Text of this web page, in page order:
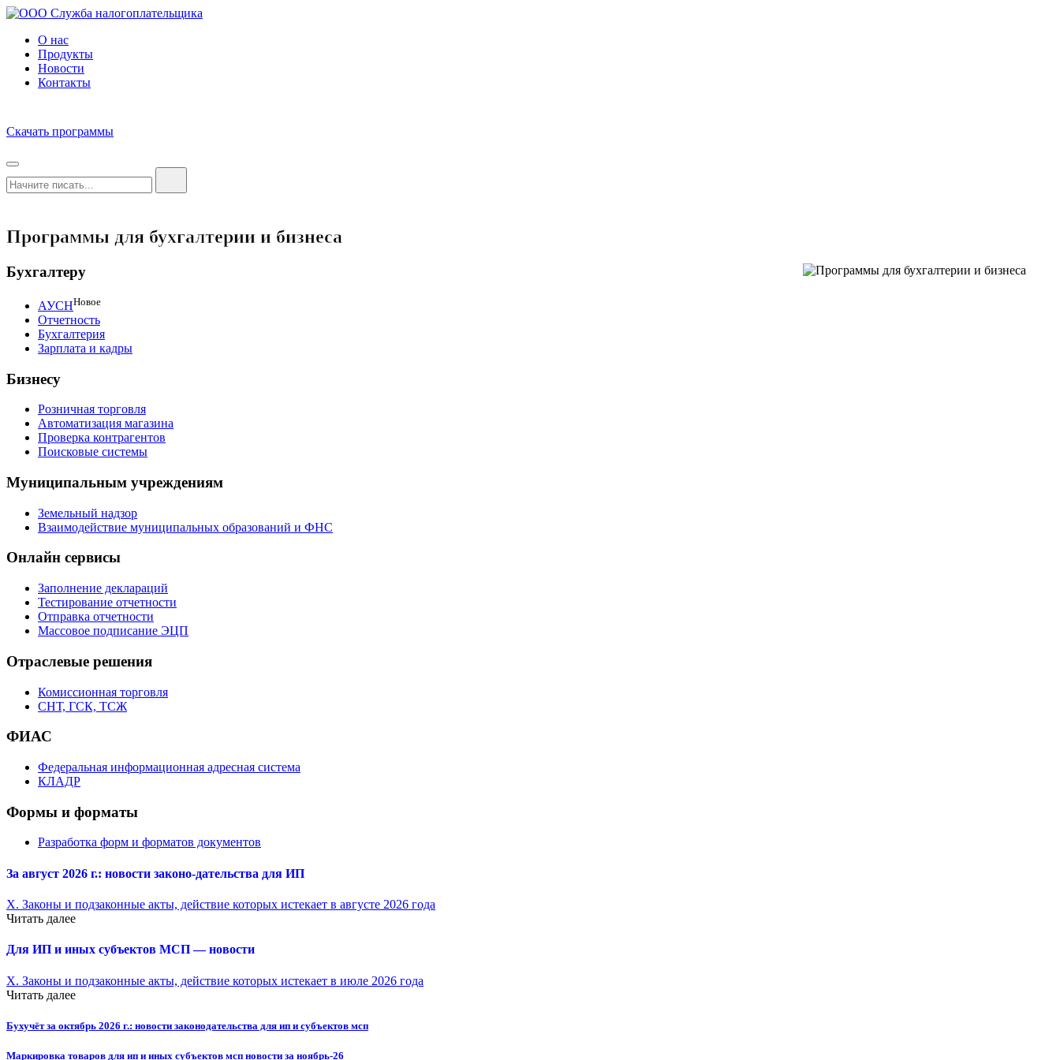
О нас
Продукты
Новости
Контакты
Скачать программы
Программы для бухгалтерии и бизнеса
Бухгалтеру
АУСННовое
Отчетность
Бухгалтерия
Зарплата и кадры
Бизнесу
Розничная торговля
Автоматизация магазина
Проверка контрагентов
Поисковые системы
Муниципальным учреждениям
Земельный надзор
Взаимодействие муниципальных образований и ФНС
Онлайн сервисы
Заполнение деклараций
Тестирование отчетности
Отправка отчетности
Массовое подписание ЭЦП
Отраслевые решения
Комиссионная торговля
СНТ, ГСК, ТСЖ
ФИАС
Федеральная информационная адресная система
КЛАДР
Формы и форматы
Разработка форм и форматов документов
За август 2026 г.: новости законо-дательства для ИП
X. Законы и подзаконные акты, действие которых истекает в августе 2026 года
Читать далее
Для ИП и иных субъектов МСП — новости
X. Законы и подзаконные акты, действие которых истекает в июле 2026 года
Читать далее
Бухучёт за октябрь 2026 г.: новости законодательства для ип и субъектов мсп
Маркировка товаров для ип и иных субъектов мсп новости за ноябрь-26